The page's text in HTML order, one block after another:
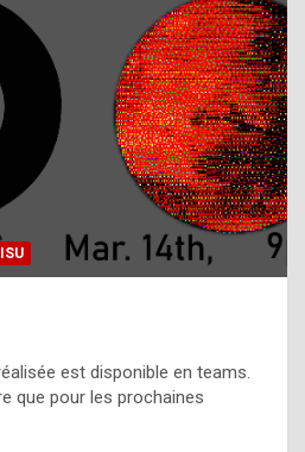
h
a
t
t
est disponible en teams.
que pour les prochaines